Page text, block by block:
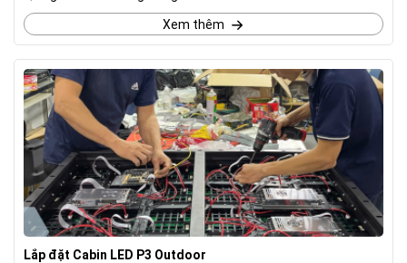
Xem thêm
Lắp đặt Cabin LED P3 Outdoor